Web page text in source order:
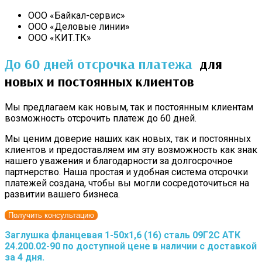
ООО «Байкал-сервис»
ООО «Деловые линии»
ООО «КИТ.ТК»
До 60 дней отсрочка платежа для
новых и постоянных клиентов
Мы предлагаем как новым, так и постоянным клиентам
возможность отсрочить платеж до 60 дней.
Мы ценим доверие наших как новых, так и постоянных
клиентов и предоставляем им эту возможность как знак
нашего уважения и благодарности за долгосрочное
партнерство. Наша простая и удобная система отсрочки
платежей создана, чтобы вы могли сосредоточиться на
развитии вашего бизнеса.
Получить консультацию
Заглушка фланцевая 1-50х1,6 (16) сталь 09Г2С АТК
24.200.02-90 по доступной цене в наличии с доставкой
за 4 дня.